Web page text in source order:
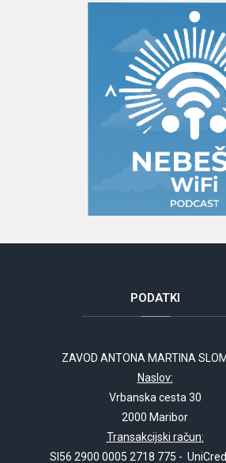
PODATKI
ZAVOD ANTONA MARTINA
Naslov:
Vrbanska cesta 30
2000 Maribor
Transakcijski račun:
SI56 2900 0005 2718 775 -